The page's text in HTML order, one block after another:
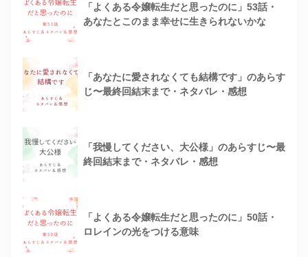
「よくある令嬢転生だと思ったのに」53話・
あなたとこのまま幸せに生きられないかな
「あなたに愛されなくても結構です」のあらす
じ〜最終回結末まで・ネタバレ・感想
「我慢してください、大公様」のあらすじ〜最
終回結末まで・ネタバレ・感想
「よくある令嬢転生だと思ったのに」50話・
ロレインの光をつける意味